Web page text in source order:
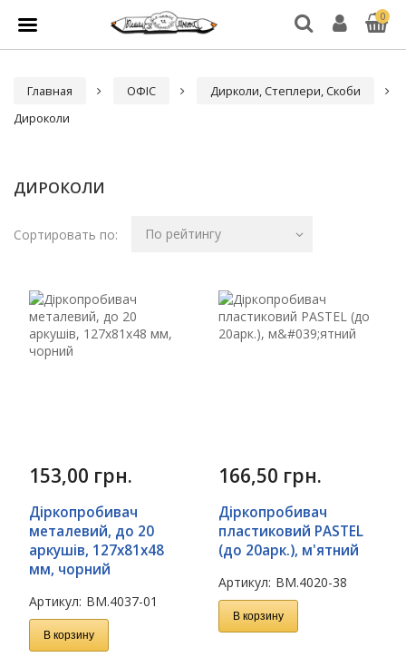
0
Главная ОФІС
Дирколи, Степлери, Скоби
Дироколи
ДИРОКОЛИ
Сортировать по: По рейтингу
153,00 грн.
Діркопробивач
металевий, до 20
аркушів, 127х81х48
мм, чорний
Артикул: BM.4037-01
В корзину
166,50 грн.
Діркопробивач
пластиковий PASTEL
(до 20арк.), м'ятний
Артикул: BM.4020-38
В корзину